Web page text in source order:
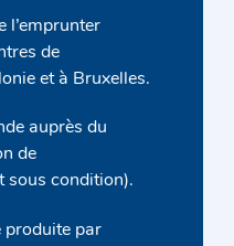
l’emprunter
de
et à Bruxelles.
auprès du
de
sous condition).
produite par